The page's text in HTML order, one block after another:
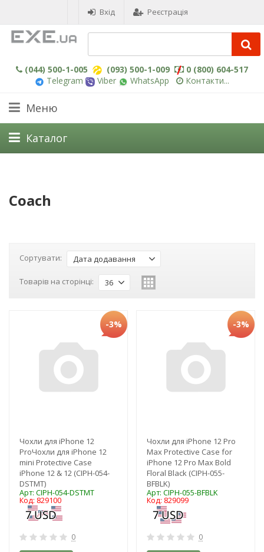
Вхід Реєстрація
(044) 500-1-005 (093) 500-1-009
0 (800) 604-517
Telegram
Viber WhatsApp Контакти...
Меню
Каталог
Coach
Сортувати: Дата додавання
Товарів на сторінці: 36
-3%
Чохли для iPhone 12
ProЧохли для iPhone 12
mini Protective Case
iPhone 12 & 12 (CIPH-054-
DSTMT)
Арт: CIPH-054-DSTMT
Код: 829100
0
-3%
Чохли для iPhone 12 Pro
Max Protective Case for
iPhone 12 Pro Max Bold
Floral Black (CIPH-055-
BFBLK)
Арт: CIPH-055-BFBLK
Код: 829099
0